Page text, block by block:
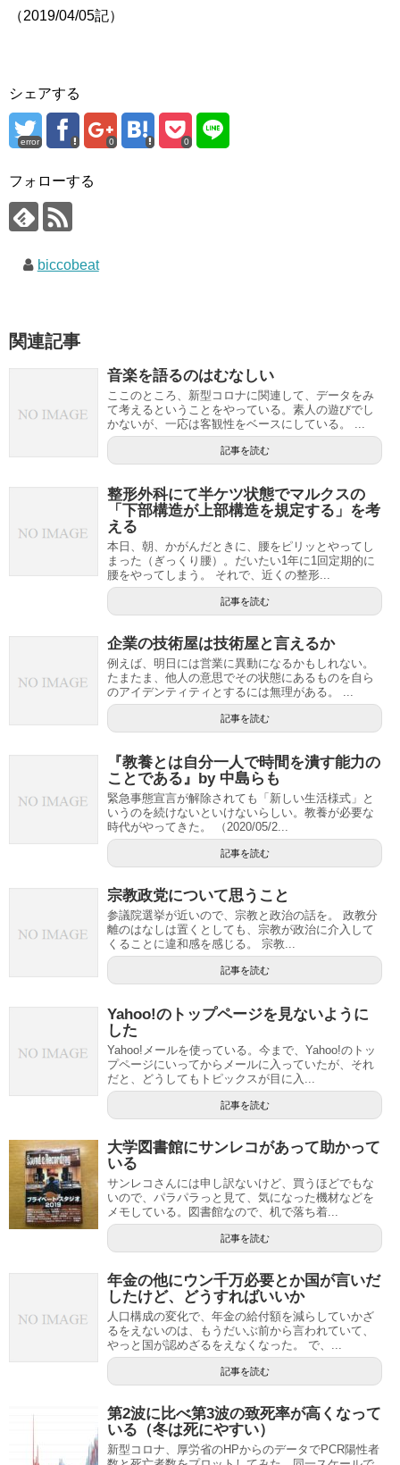
（2019/04/05記）
シェアする
error 0 0
フォローする
biccobeat
関連記事
音楽を語るのはむなしい
ここのところ、新型コロナに関連して、データをみ
て考えるということをやっている。素人の遊びでし
かないが、一応は客観性をベースにしている。 ...
記事を読む
整形外科にて半ケツ状態でマルクスの
「下部構造が上部構造を規定する」を考
える
本日、朝、かがんだときに、腰をピリッとやってし
まった（ぎっくり腰）。だいたい1年に1回定期的に
腰をやってしまう。 それで、近くの整形...
記事を読む
企業の技術屋は技術屋と言えるか
例えば、明日には営業に異動になるかもしれない。
たまたま、他人の意思でその状態にあるものを自ら
のアイデンティティとするには無理がある。 ...
記事を読む
『教養とは自分一人で時間を潰す能力の
ことである』by 中島らも
緊急事態宣言が解除されても「新しい生活様式」と
いうのを続けないといけないらしい。教養が必要な
時代がやってきた。 （2020/05/2...
記事を読む
宗教政党について思うこと
参議院選挙が近いので、宗教と政治の話を。 政教分
離のはなしは置くとしても、宗教が政治に介入して
くることに違和感を感じる。 宗教...
記事を読む
Yahoo!のトップページを見ないように
した
Yahoo!メールを使っている。今まで、Yahoo!のトッ
プページにいってからメールに入っていたが、それ
だと、どうしてもトピックスが目に入...
記事を読む
大学図書館にサンレコがあって助かって
いる
サンレコさんには申し訳ないけど、買うほどでもな
いので、パラパラっと見て、気になった機材などを
メモしている。図書館なので、机で落ち着...
記事を読む
年金の他にウン千万必要とか国が言いだ
したけど、どうすればいいか
人口構成の変化で、年金の給付額を減らしていかざ
るをえないのは、もうだいぶ前から言われていて、
やっと国が認めざるをえなくなった。 で、...
記事を読む
第2波に比べ第3波の致死率が高くなって
いる（冬は死にやすい）
新型コロナ、厚労省のHPからのデータでPCR陽性者